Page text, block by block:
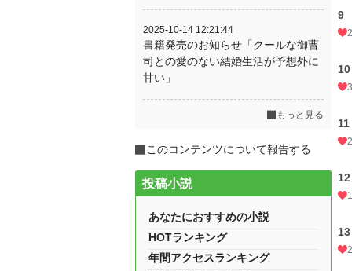
9
2
10
11
12
13
2025-10-14 12:21:44
書籍発売のお知らせ「クールな御曹
司との愛のない結婚生活が予想外に
甘い」
もっと見る
このコンテンツについて報告する
投稿小説
あなたにおすすめの小説
HOTランキング
年間アクセスランキング